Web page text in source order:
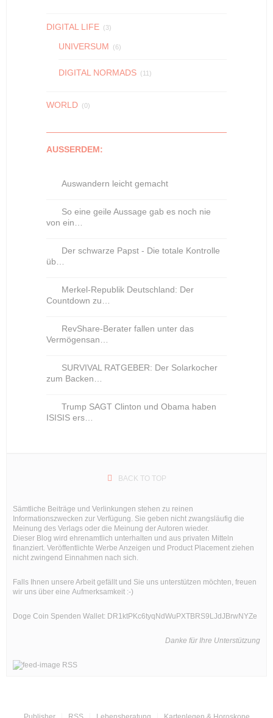
DIGITAL LIFE (3)
UNIVERSUM (6)
DIGITAL NORMADS (11)
WORLD (0)
AUSSERDEM:
Auswandern leicht gemacht
So eine geile Aussage gab es noch nie
von ein…
Der schwarze Papst - Die totale Kontrolle
üb…
Merkel-Republik Deutschland: Der
Countdown zu…
RevShare-Berater fallen unter das
Vermögensan…
SURVIVAL RATGEBER: Der Solarkocher
zum Backen…
Trump SAGT Clinton und Obama haben
ISISIS ers…
BACK TO TOP
Sämtliche Beiträge und Verlinkungen stehen zu reinen
Informationszwecken zur Verfügung. Sie geben nicht zwangsläufig die
Meinung des Verlags oder die Meinung der Autoren wieder.
Dieser Blog wird ehrenamtlich unterhalten und aus privaten Mitteln
finanziert. Veröffentlichte Werbe Anzeigen und Product Placement ziehen
nicht zwingend Einnahmen nach sich.
Falls Ihnen unsere Arbeit gefällt und Sie uns unterstützen möchten, freuen
wir uns über eine Aufmerksamkeit :-)
Doge Coin Spenden Wallet: DR1ktPKc6tyqNdWuPXTBRS9LJdJBrwNYZe
Danke für Ihre Unterstützung
RSS